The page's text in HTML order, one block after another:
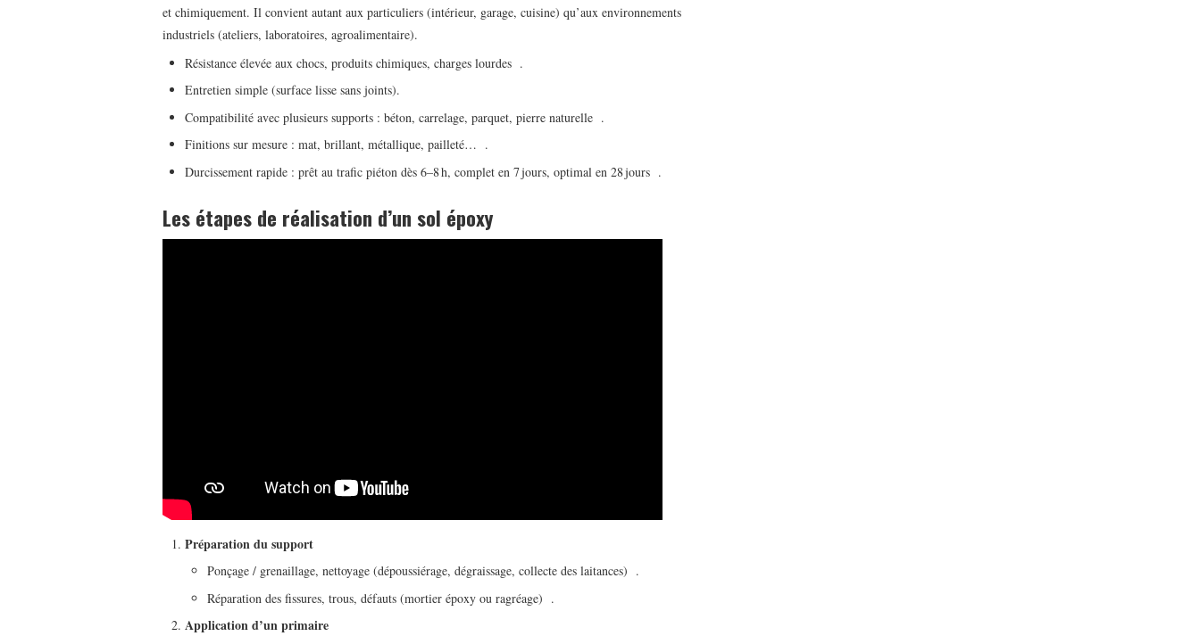
et chimiquement. Il convient autant aux particuliers (intérieur, garage, cuisine) qu’aux environnements
industriels (ateliers, laboratoires, agroalimentaire).
Résistance élevée aux chocs, produits chimiques, charges lourdes .
Entretien simple (surface lisse sans joints).
Compatibilité avec plusieurs supports : béton, carrelage, parquet, pierre naturelle .
Finitions sur mesure : mat, brillant, métallique, pailleté… .
Durcissement rapide : prêt au trafic piéton dès 6–8 h, complet en 7 jours, optimal en 28 jours .
Les étapes de réalisation d’un sol époxy
Préparation du support
Ponçage / grenaillage, nettoyage (dépoussiérage, dégraissage, collecte des laitances) .
Réparation des fissures, trous, défauts (mortier époxy ou ragréage) .
Application d’un primaire